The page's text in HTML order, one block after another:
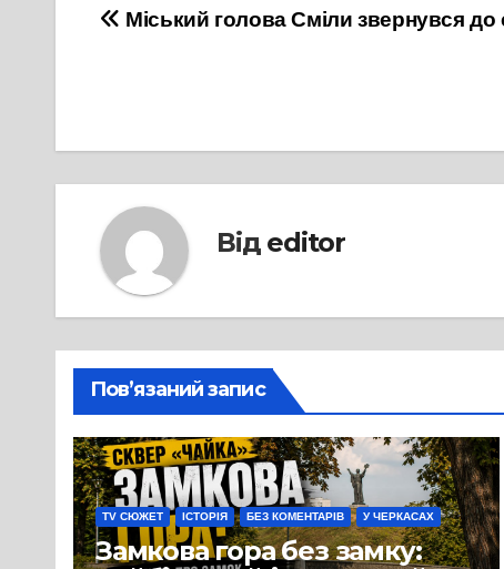
Навігація
Міський голова Сміли звернувся до
Від editor
Пов’язаний запис
TV СЮЖЕТ ІСТОРІЯ БЕЗ КОМЕНТАРІВ У ЧЕРКАСАХ
Замкова гора без замку: